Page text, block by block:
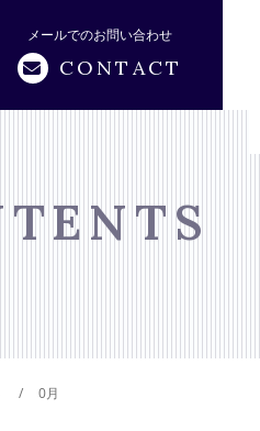
メールでのお問い合わせ
CONTACT
ップページ
ャンペーン
0月